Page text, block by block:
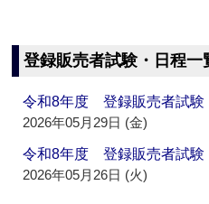
登録販売者試験・日程一
令和8年度 登録販売者試
2026年05月29日 (金)
令和8年度 登録販売者試
2026年05月26日 (火)